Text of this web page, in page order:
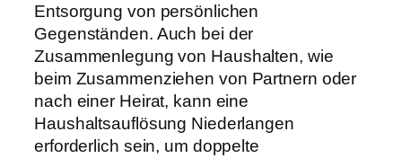
Entsorgung von persönlichen
Gegenständen. Auch bei der
Zusammenlegung von Haushalten, wie
beim Zusammenziehen von Partnern oder
nach einer Heirat, kann eine
Haushaltsauflösung Niederlangen
erforderlich sein, um doppelte